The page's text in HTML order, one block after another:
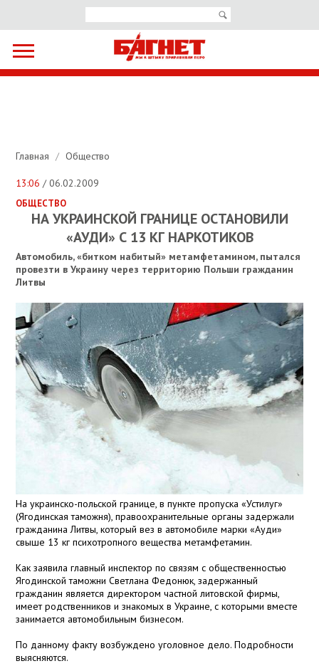
Главная / Общество
13:06 / 06.02.2009
ОБЩЕСТВО
НА УКРАИНСКОЙ ГРАНИЦЕ ОСТАНОВИЛИ
«АУДИ» С 13 КГ НАРКОТИКОВ
Автомобиль, «битком набитый» метамфетамином, пытался
провезти в Украину через территорию Польши гражданин
Литвы
На украинско-польской границе, в пункте пропуска «Устилуг»
(Ягодинская таможня), правоохранительные органы задержали
гражданина Литвы, который вез в автомобиле марки «Ауди»
свыше 13 кг психотропного вещества метамфетамин.
Как заявила главный инспектор по связям с общественностью
Ягодинской таможни Светлана Федонюк, задержанный
гражданин является директором частной литовской фирмы,
имеет родственников и знакомых в Украине, с которыми вместе
занимается автомобильным бизнесом.
По данному факту возбуждено уголовное дело. Подробности
выясняются.